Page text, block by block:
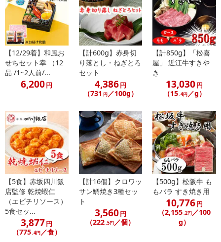
注意事項
【賞味・消費期限のある商品について】
商品到着時点でのお日持ち期間は、配送日数などにより異なります
のでご了承ください。
【キャンセルについて】
※お申込み後のキャンセルはお受けできません。
記載されている内容を必ずご確認いただき、お届けする商品セット
にご納得いただきましたうえでお申し込みください。
※パッケージ変更や商品リニューアル（成分など含む）等により、
参考の掲載画像や画像内のバーコードなど、お届け商品と多少異な
る場合がございます。
また、[新たな加工食品の原料原産地表示制度]の経過措置期間の終
了により、商品詳細内に記載の原産国・原材料の表記が旧表記の場
合がございます。
あらかじめご了承いただいた上でお申込みください。なお、本理由
によるお申込み後のキャンセル・返品交換は対応いたしかねます。
【お支払いについて】
【12/29着】和風お
せちセット幸 （12
品 /1~2人前/...
6,200円
【計600g】赤身切
り落とし・ねぎとろ
セット
4,386円
（731 円／100g）
【計850g】「松喜
屋」 近江牛すきや
き
13,030円
（15.4円／g）
【5食】赤坂四川飯
店監修 乾焼蝦仁
（エビチリソース）
5食セッ...
3,877円
（775.4円／食）
【計16個】クロワッ
サン鯛焼き3種セッ
ト
3,560円
（222.5円／個）
【500g】松阪牛 も
もバラ すき焼き用
10,776円
（2,155.2円／100
g）